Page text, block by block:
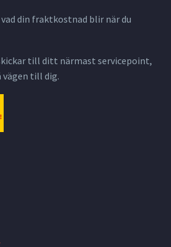
din fraktkostnad blir när du
till ditt närmast servicepoint,
vägen till dig.